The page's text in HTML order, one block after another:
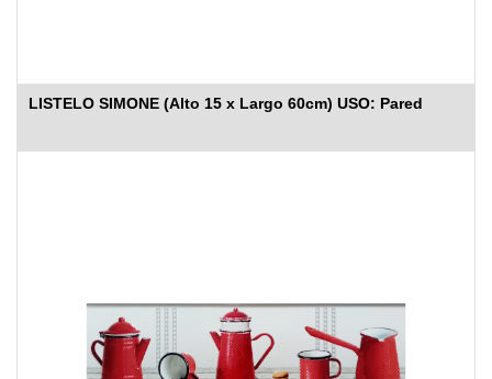
LISTELO SIMONE (Alto 15 x Largo 60cm) USO: Pared